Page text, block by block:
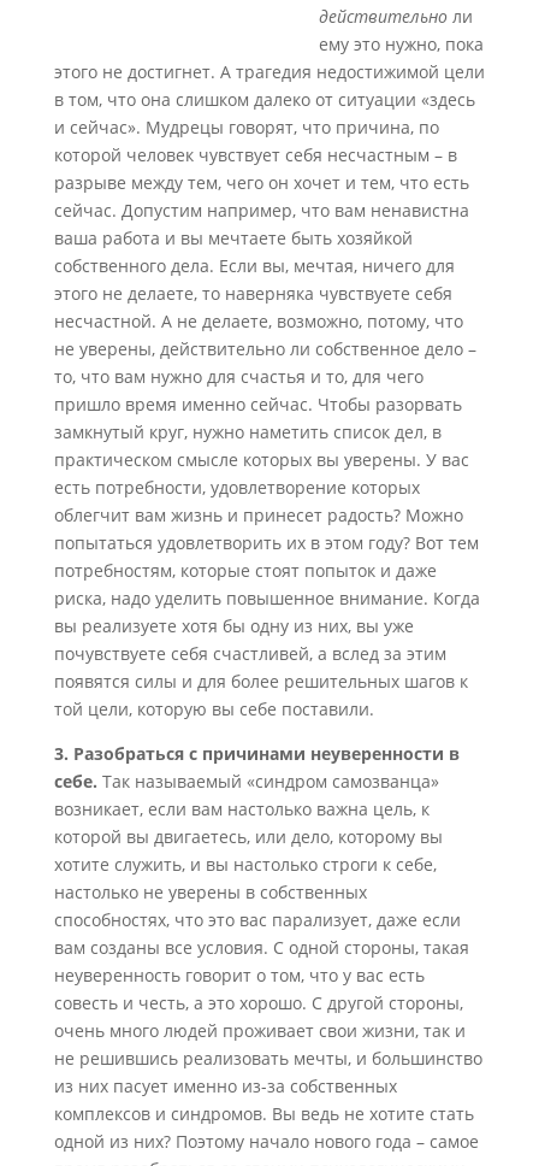
действительноли
ему это нужно, пока
этого не достигнет. А трагедия недостижимой цели
в том, что она слишком далеко от ситуации «здесь
и сейчас». Мудрецы говорят, что причина, по
которой человек чувствует себя несчастным – в
разрыве между тем, чего он хочет и тем, что есть
сейчас. Допустим например, что вам ненавистна
ваша работа и вы мечтаете быть хозяйкой
собственного дела. Если вы, мечтая, ничего для
этого не делаете, то наверняка чувствуете себя
несчастной. А не делаете, возможно, потому, что
не уверены, действительно ли собственное дело –
то, что вам нужно для счастья и то, для чего
пришло время именно сейчас. Чтобы разорвать
замкнутый круг, нужно наметить список дел, в
практическом смысле которых вы уверены. У вас
есть потребности, удовлетворение которых
облегчит вам жизнь и принесет радость? Можно
попытаться удовлетворить их в этом году? Вот тем
потребностям, которые стоят попыток и даже
риска, надо уделить повышенное внимание. Когда
вы реализуете хотя бы одну из них, вы уже
почувствуете себя счастливей, а вслед за этим
появятся силы и для более решительных шагов к
той цели, которую вы себе поставили.
3. Разобраться с причинами неуверенности в
себе. Так называемый «синдром самозванца»
возникает, если вам настолько важна цель, к
которой вы двигаетесь, или дело, которому вы
хотите служить, и вы настолько строги к себе,
настолько не уверены в собственных
способностях, что это вас парализует, даже если
вам созданы все условия. С одной стороны, такая
неуверенность говорит о том, что у вас есть
совесть и честь, а это хорошо. С другой стороны,
очень много людей проживает свои жизни, так и
не решившись реализовать мечты, и большинство
из них пасует именно из-за собственных
комплексов и синдромов. Вы ведь не хотите стать
одной из них? Поэтому начало нового года – самое